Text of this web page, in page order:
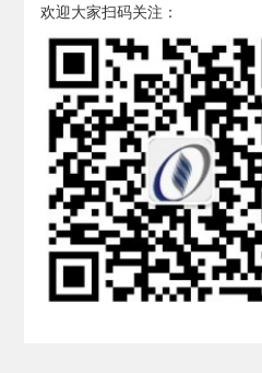
欢迎大家扫码关注：